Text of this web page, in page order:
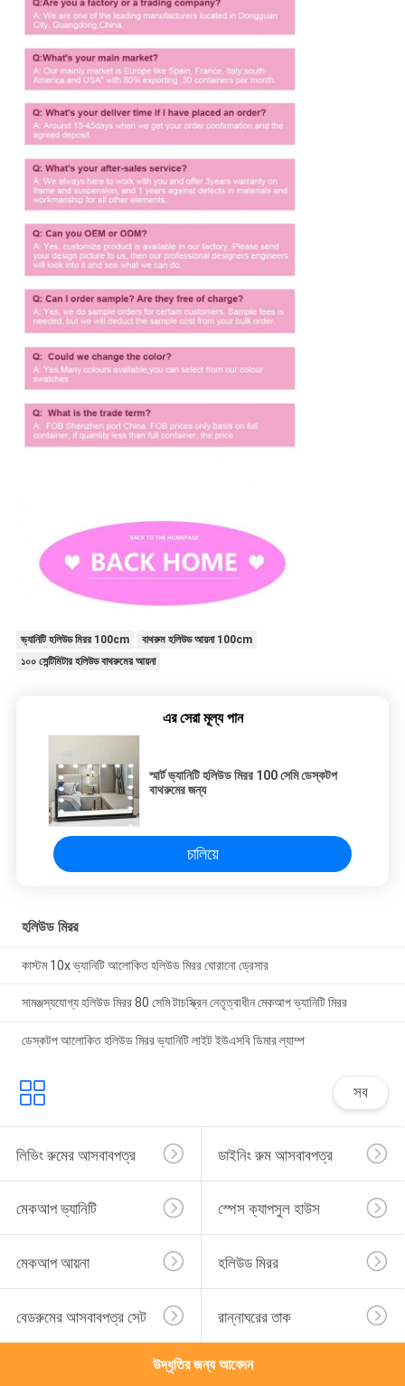
ভ্যানিটি হলিউড মিরর 100cm
বাথরুম হলিউড আয়না 100cm
১০০ সেন্টিমিটার হলিউড বাথরুমের আয়না
এর সেরা মূল্য পান
স্মার্ট ভ্যানিটি হলিউড মিরর 100 সেমি ডেস্কটপ
বাথরুমের জন্য
চালিয়ে
হলিউড মিরর
কাস্টম 10x ভ্যানিটি আলোকিত হলিউড মিরর ঘোরানো ড্রেসার
সামঞ্জস্যযোগ্য হলিউড মিরর 80 সেমি টাচস্ক্রিন নেতৃত্বাধীন মেকআপ ভ্যানিটি মিরর
ডেস্কটপ আলোকিত হলিউড মিরর ভ্যানিটি লাইট ইউএসবি ডিমার ল্যাম্প
সব
লিভিং রুমের আসবাবপত্র ডাইনিং রুম আসবাবপত্র
মেকআপ ভ্যানিটি স্পেস ক্যাপসুল হাউস
মেকআপ আয়না হলিউড মিরর
বেডরুমের আসবাবপত্র সেট রান্নাঘরের তাক
উদ্ধৃতির জন্য আবেদন